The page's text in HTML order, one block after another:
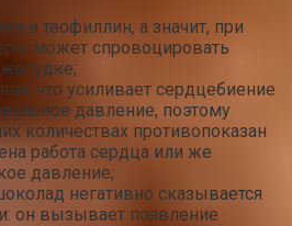
и теофиллин, а значит, при
может спровоцировать
что усиливает сердцебиение
давление, поэтому
количествах противопоказан
работа сердца или же
давление;
негативно сказывается
он вызывает появление